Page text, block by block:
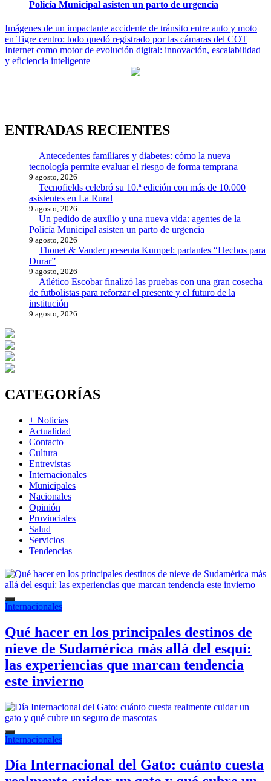
Policía Municipal asisten un parto de urgencia
Navegación
de
entradas
Imágenes de un impactante accidente de tránsito entre auto y moto
en Tigre centro: todo quedó registrado por las cámaras del COT
Internet como motor de evolución digital: innovación, escalabilidad
y eficiencia inteligente
ENTRADAS RECIENTES
Antecedentes familiares y diabetes: cómo la nueva
tecnología permite evaluar el riesgo de forma temprana
9 agosto, 2026
Tecnofields celebró su 10.ª edición con más de 10.000
asistentes en La Rural
9 agosto, 2026
Un pedido de auxilio y una nueva vida: agentes de la
Policía Municipal asisten un parto de urgencia
9 agosto, 2026
Thonet & Vander presenta Kumpel: parlantes “Hechos para
Durar”
9 agosto, 2026
Atlético Escobar finalizó las pruebas con una gran cosecha
de futbolistas para reforzar el presente y el futuro de la
institución
9 agosto, 2026
CATEGORÍAS
+ Noticias
Actualidad
Contacto
Cultura
Entrevistas
Internacionales
Municipales
Nacionales
Opinión
Provinciales
Salud
Servicios
Tendencias
Internacionales
Qué hacer en los principales destinos de
nieve de Sudamérica más allá del esquí:
las experiencias que marcan tendencia
este invierno
Internacionales
Día Internacional del Gato: cuánto cuesta